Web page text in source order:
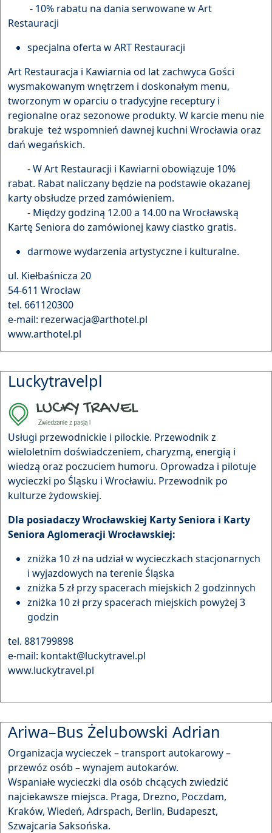
- 10% rabatu na dania serwowane w Art
Restauracji
specjalna oferta w ART Restauracji
Art Restauracja i Kawiarnia od lat zachwyca Gości
wysmakowanym wnętrzem i doskonałym menu,
tworzonym w oparciu o tradycyjne receptury i
regionalne oraz sezonowe produkty. W karcie menu nie
brakuje też wspomnień dawnej kuchni Wrocławia oraz
dań wegańskich.
- W Art Restauracji i Kawiarni obowiązuje 10%
rabat. Rabat naliczany będzie na podstawie okazanej
karty obsłudze przed zamówieniem.
- Między godziną 12.00 a 14.00 na Wrocławską
Kartę Seniora do zamówionej kawy ciastko gratis.
darmowe wydarzenia artystyczne i kulturalne.
ul. Kiełbaśnicza 20
54-611 Wrocław
tel. 661120300
e-mail: rezerwacja@arthotel.pl
www.arthotel.pl
Luckytravelpl
Usługi przewodnickie i pilockie. Przewodnik z
wieloletnim doświadczeniem, charyzmą, energią i
wiedzą oraz poczuciem humoru. Oprowadza i pilotuje
wycieczki po Śląsku i Wrocławiu. Przewodnik po
kulturze żydowskiej.
Dla posiadaczy Wrocławskiej Karty Seniora i Karty
Seniora Aglomeracji Wrocławskiej:
zniżka 10 zł na udział w wycieczkach stacjonarnych
i wyjazdowych na terenie Śląska
zniżka 5 zł przy spacerach miejskich 2 godzinnych
zniżka 10 zł przy spacerach miejskich powyżej 3
godzin
tel. 881799898
e-mail: kontakt@luckytravel.pl
www.luckytravel.pl
Ariwa–Bus Żelubowski Adrian
Organizacja wycieczek – transport autokarowy –
przewóz osób – wynajem autokarów.
Wspaniałe wycieczki dla osób chcących zwiedzić
najciekawsze miejsca. Praga, Drezno, Poczdam,
Kraków, Wiedeń, Adrspach, Berlin, Budapeszt,
Szwajcaria Saksońska.